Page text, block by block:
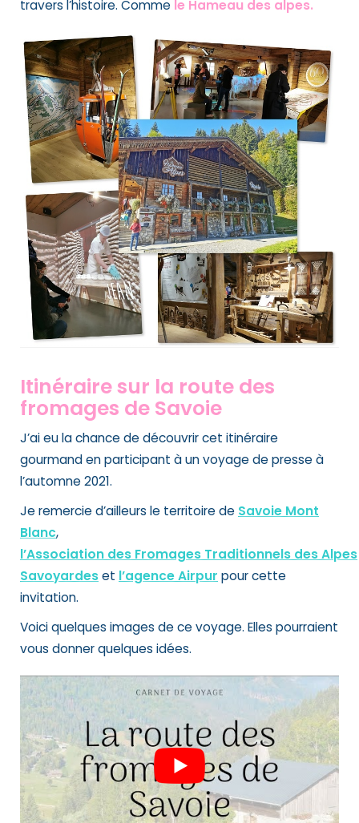
travers l’histoire. Comme le Hameau des alpes.
Itinéraire sur la route des
fromages de Savoie
J’ai eu la chance de découvrir cet itinéraire
gourmand en participant à unvoyage de presseà
l’automne 2021.
Je remercie d’ailleurs le territoire de Savoie Mont
Blanc,
l’Association des Fromages Traditionnels des Alpes
Savoyardeset l’agence Airpur pour cette
invitation.
Voici quelques images de ce voyage. Elles pourraient
vous donner quelques idées.